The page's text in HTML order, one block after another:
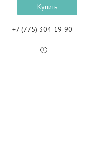
Купить
+7 (775) 304-19-90